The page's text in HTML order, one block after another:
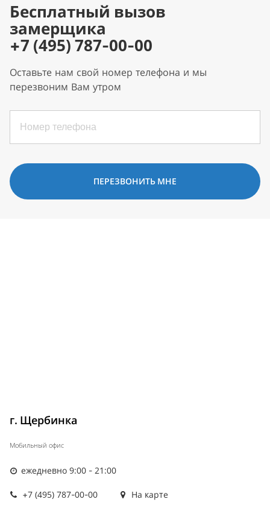
Бесплатный вызов
замерщика
+7 (495) 787-00-00
Оставьте нам свой номер телефона и мы
перезвоним Вам утром
ПЕРЕЗВОНИТЬ МНЕ
г. Щербинка
Мобильный офис
ежедневно 9:00 - 21:00
+7 (495) 787-00-00 На карте